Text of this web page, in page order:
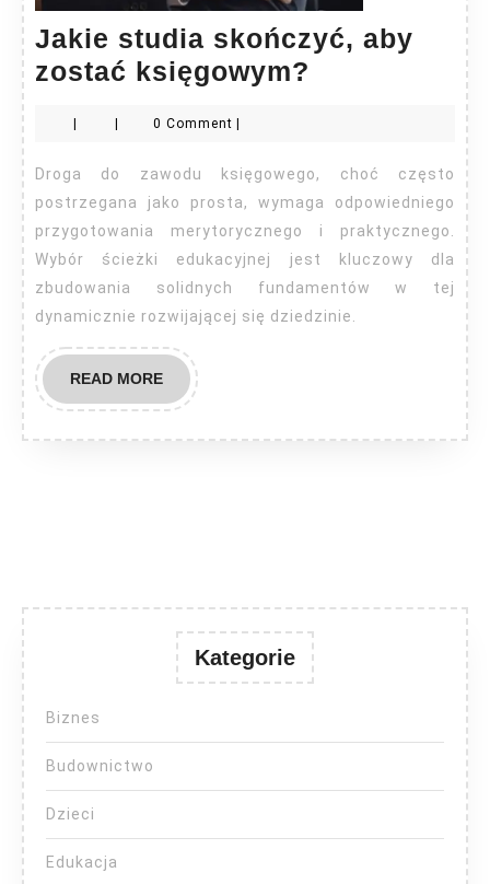
Jakie studia skończyć, aby
zostać księgowym?
aby
zostać
księgowym?
0 Comment
Droga do zawodu księgowego, choć często
postrzegana jako prosta, wymaga odpowiedniego
przygotowania merytorycznego i praktycznego.
Wybór ścieżki edukacyjnej jest kluczowy dla
zbudowania solidnych fundamentów w tej
dynamicznie rozwijającej się dziedzinie.
READ MOREREAD
MORE
Kategorie
Biznes
Budownictwo
Dzieci
Edukacja